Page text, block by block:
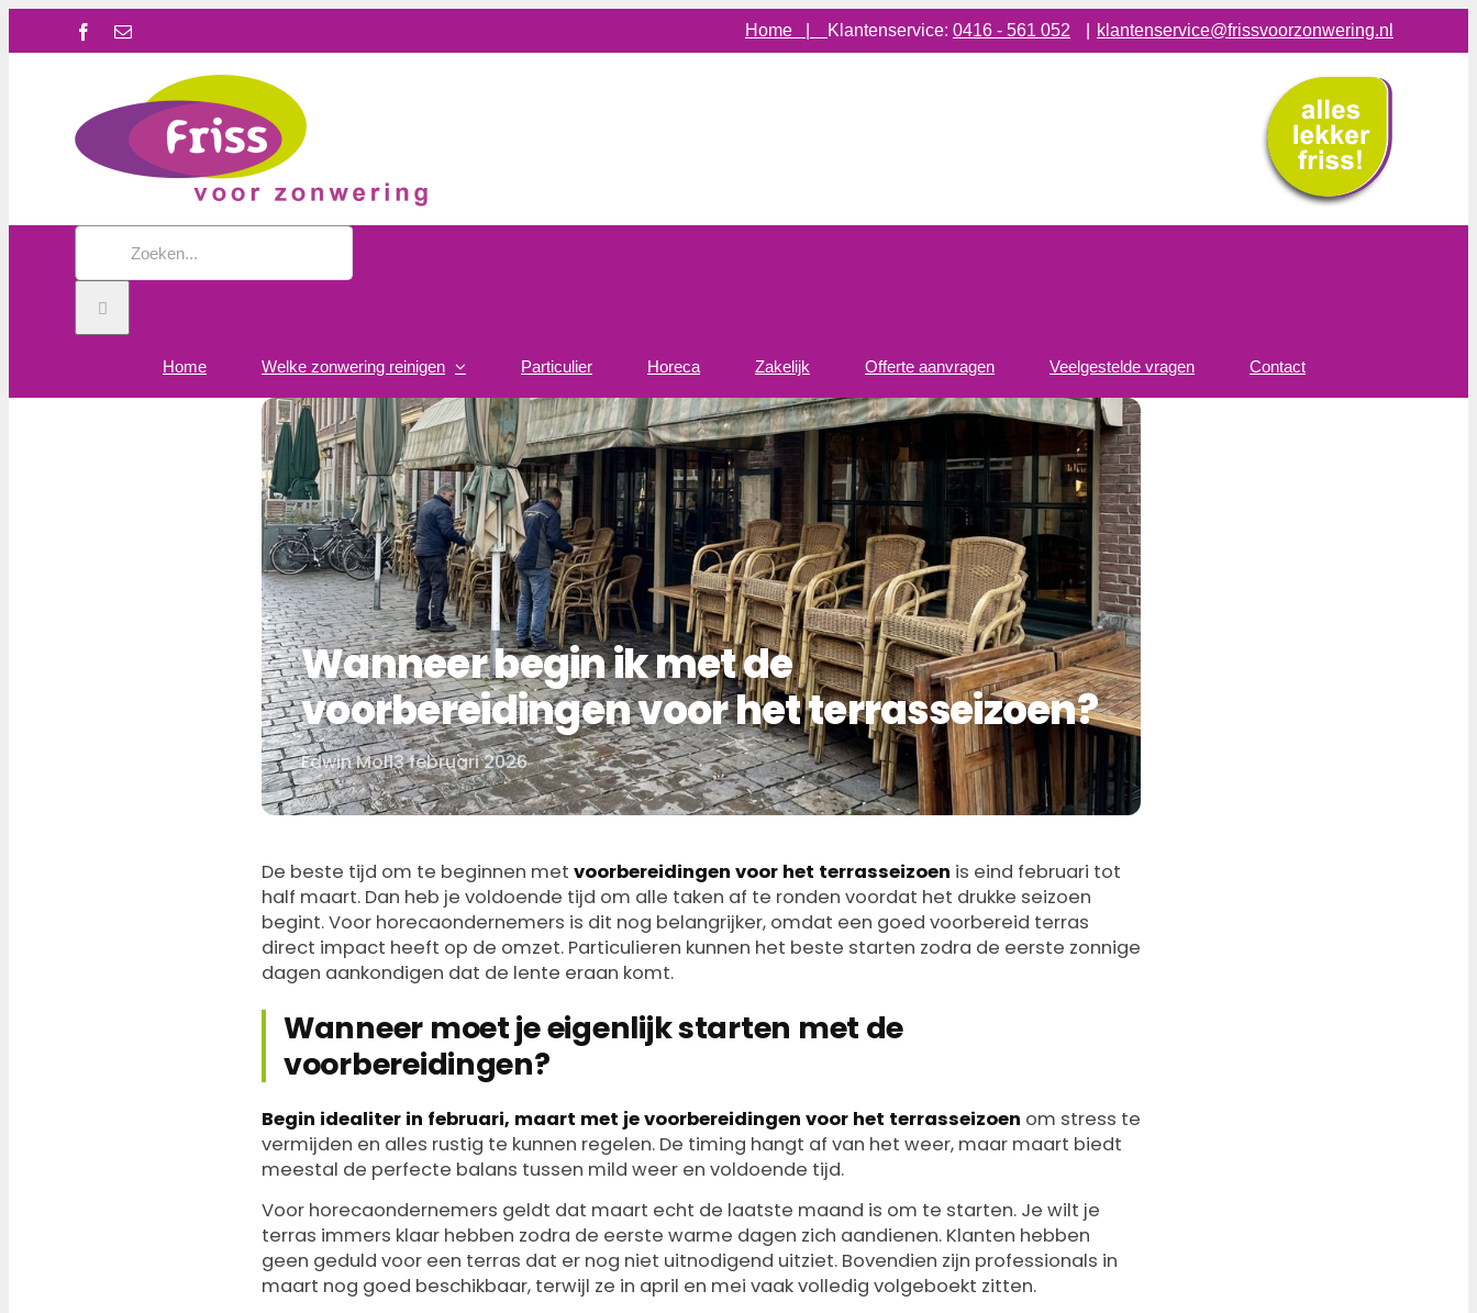
Facebook
E-
Home | Klantenservice: 0416 - 561 052 klantenservice@frissvoorzonwering.nl
Zoeken
Home Welke zonwering reinigen Particulier Horeca Zakelijk Offerte aanvragen Veelgestelde vragen Contact
Wanneer begin ik met de
voorbereidingen voor het terrasseizoen?
Door
Edwin Mol13 februari 2026
De beste tijd om te beginnen met voorbereidingen voor het terrasseizoen is eind februari tot
half maart. Dan heb je voldoende tijd om alle taken af te ronden voordat het drukke seizoen
begint. Voor horecaondernemers is dit nog belangrijker, omdat een goed voorbereid terras
direct impact heeft op de omzet. Particulieren kunnen het beste starten zodra de eerste zonnige
dagen aankondigen dat de lente eraan komt.
Wanneer moet je eigenlijk starten met de
voorbereidingen?
Begin idealiter in februari, maart met je voorbereidingen voor het terrasseizoen om stress te
vermijden en alles rustig te kunnen regelen. De timing hangt af van het weer, maar maart biedt
meestal de perfecte balans tussen mild weer en voldoende tijd.
Voor horecaondernemers geldt dat maart echt de laatste maand is om te starten. Je wilt je
terras immers klaar hebben zodra de eerste warme dagen zich aandienen. Klanten hebben
geen geduld voor een terras dat er nog niet uitnodigend uitziet. Bovendien zijn professionals in
maart nog goed beschikbaar, terwijl ze in april en mei vaak volledig volgeboekt zitten.